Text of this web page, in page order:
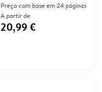
Preço com base em 24 páginas
A partir de
20,99 €